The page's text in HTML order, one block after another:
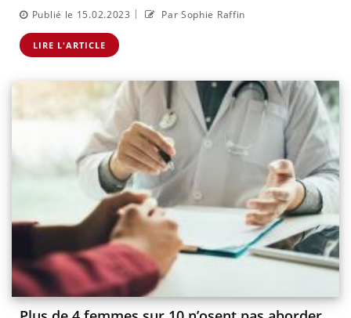
Publié le 15.02.2023 | Par Sophie Raffin
LIRE L'ARTICLE